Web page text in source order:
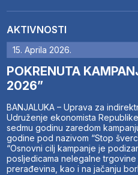
AKTIVNOSTI
15. Aprila 2026.
POKRENUTA
2026”
BANJALUKA – Uprava za
Udruženje ekonomista
sedmu godinu zaredom
godine pod nazivom “Stop
“Osnovni cilj kampanje je
posljedicama nelegalne
prerađevina, kao i na jačanju